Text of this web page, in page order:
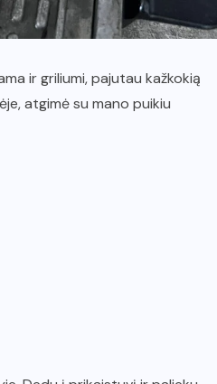
ir griliumi, pajutau kažkokią
atgimė su mano puikiu